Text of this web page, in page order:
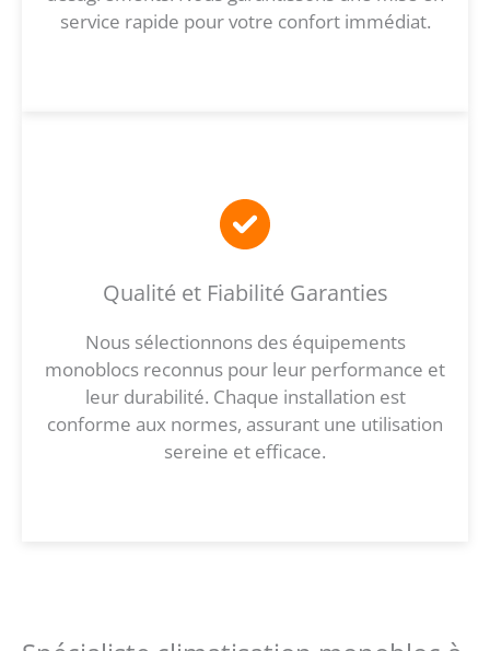
service rapide pour votre confort immédiat.
Qualité et Fiabilité Garanties
Nous sélectionnons des équipements
monoblocs reconnus pour leur performance et
leur durabilité. Chaque installation est
conforme aux normes, assurant une utilisation
sereine et efficace.